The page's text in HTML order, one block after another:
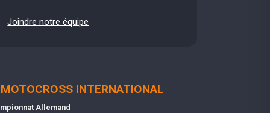
Joindre notre équipe
MOTOCROSS INTERNATIONAL
Allemand